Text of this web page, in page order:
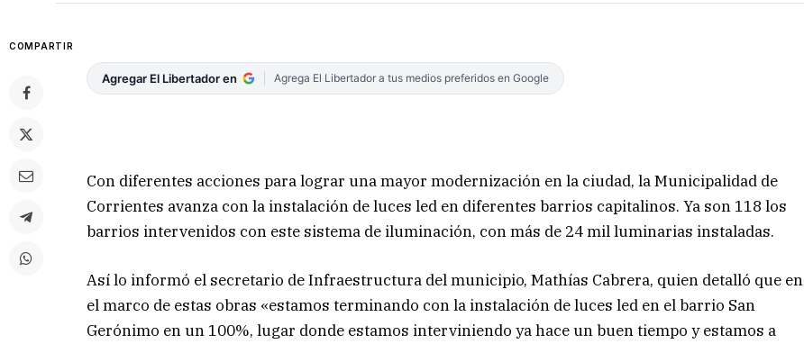
COMPARTIR
Agregar El Libertador en Agrega El Libertador a tus medios preferidos en Google
Con diferentes acciones para lograr una mayor modernización en la ciudad, la Municipalidad de
Corrientes avanza con la instalación de luces led en diferentes barrios capitalinos. Ya son 118 los
barrios intervenidos con este sistema de iluminación, con más de 24 mil luminarias instaladas.
Así lo informó el secretario de Infraestructura del municipio, Mathías Cabrera, quien detalló que en
el marco de estas obras «estamos terminando con la instalación de luces led en el barrio San
Gerónimo en un 100%, lugar donde estamos interviniendo ya hace un buen tiempo y estamos a